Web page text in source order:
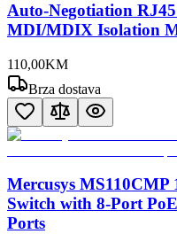
Auto-Negotiation
MDI/MDIX Isolation
110,00KM
Brza dostava
Mercusys MS110CMP
Switch with 8-Port
Ports